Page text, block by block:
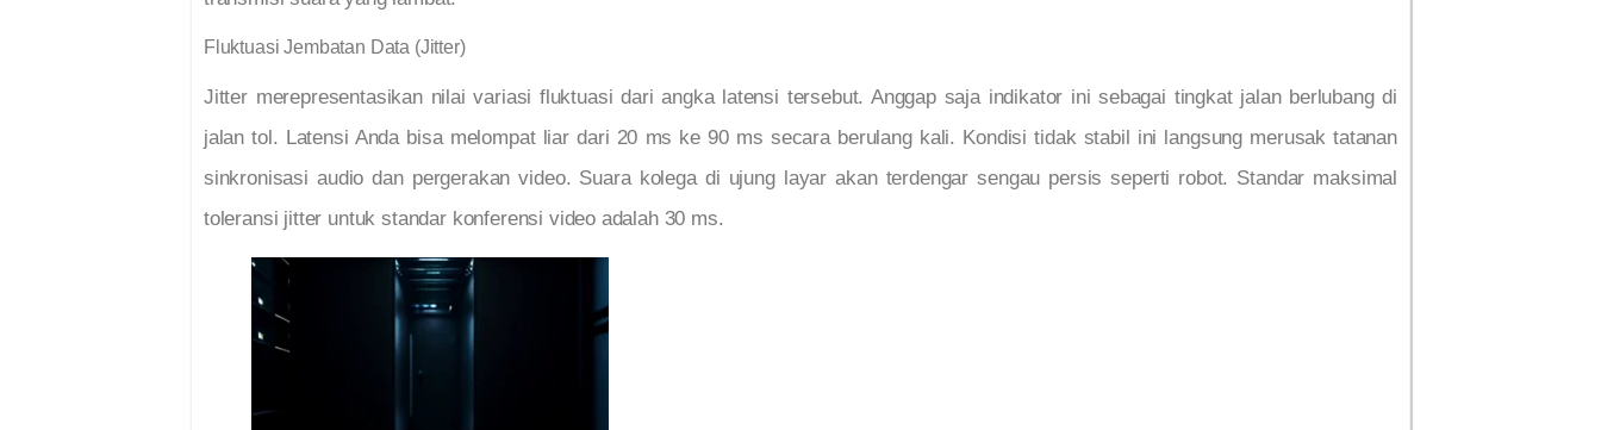
Fluktuasi Jembatan Data (Jitter)
Jitter merepresentasikan nilai variasi fluktuasi dari angka latensi tersebut. Anggap saja indikator ini sebagai tingkat jalan berlubang di
jalan tol. Latensi Anda bisa melompat liar dari 20 ms ke 90 ms secara berulang kali. Kondisi tidak stabil ini langsung merusak tatanan
sinkronisasi audio dan pergerakan video. Suara kolega di ujung layar akan terdengar sengau persis seperti robot. Standar maksimal
toleransi jitter untuk standar konferensi video adalah 30 ms.